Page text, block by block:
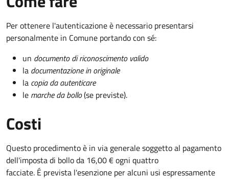
Per ottenere l'autenticazione è necessario presentarsi
personalmente in Comune portando con sé:
un documento di riconoscimento valido
la documentazione in originale
la copia da autenticare
le marche da bollo(se previste).
Costi
Questo procedimento è in via generale soggetto al pagamento
dell'imposta di bollo da 16,00 € ogni quattro
facciate. É prevista l'esenzione per alcuni usi espressamente